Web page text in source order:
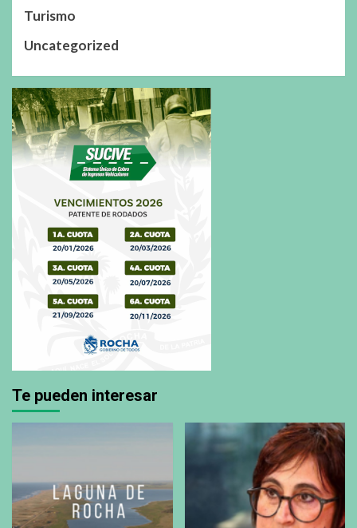
Turismo
Uncategorized
Te pueden interesar